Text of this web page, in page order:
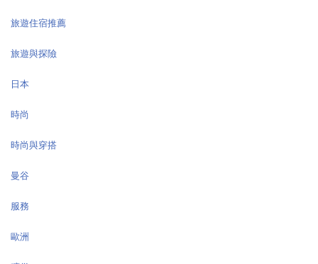
旅遊住宿推薦
旅遊與探險
日本
時尚
時尚與穿搭
曼谷
服務
歐洲